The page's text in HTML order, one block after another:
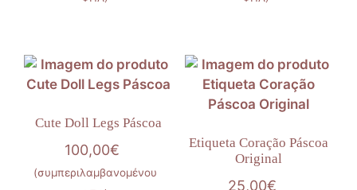
Cute Doll Legs Páscoa
100,00€
(συμπεριλαμβανομένου
Etiqueta Coração Páscoa
Original
25,00€